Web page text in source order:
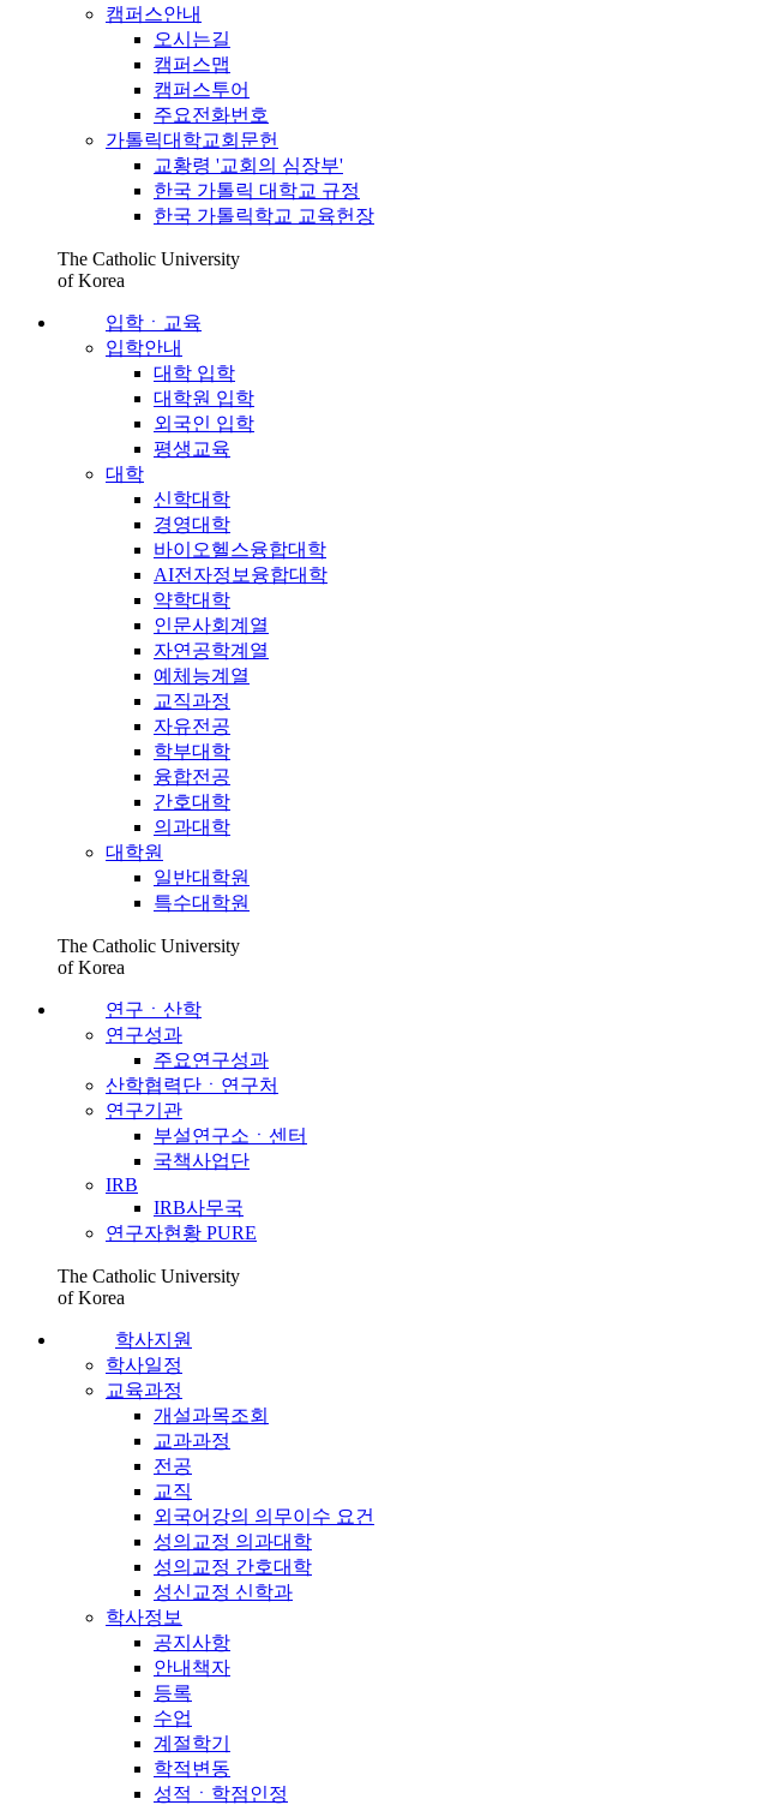
캠퍼스안내
오시는길
캠퍼스맵
캠퍼스투어
주요전화번호
가톨릭대학교회문헌
교황령 '교회의 심장부'
한국 가톨릭 대학교 규정
한국 가톨릭학교 교육헌장
The Catholic University
of Korea
입학ㆍ교육
입학안내
대학 입학
대학원 입학
외국인 입학
평생교육
대학
신학대학
경영대학
바이오헬스융합대학
AI전자정보융합대학
약학대학
인문사회계열
자연공학계열
예체능계열
교직과정
자유전공
학부대학
융합전공
간호대학
의과대학
대학원
일반대학원
특수대학원
The Catholic University
of Korea
연구ㆍ산학
연구성과
주요연구성과
산학협력단ㆍ연구처
연구기관
부설연구소ㆍ센터
국책사업단
IRB
IRB사무국
연구자현황 PURE
The Catholic University
of Korea
학사지원
학사일정
교육과정
개설과목조회
교과과정
전공
교직
외국어강의 의무이수 요건
성의교정 의과대학
성의교정 간호대학
성신교정 신학과
학사정보
공지사항
안내책자
등록
수업
계절학기
학적변동
성적ㆍ학점인정